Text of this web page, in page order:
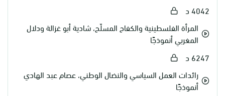
4042 د
المرأة الفلسطينية والكفاح المسلّح، شادية أبو غزالة ودلال
المغربي أنموذجًا
6247 د
رائدات العمل السياسي والنضال الوطني، عصام عبد الهادي
أنموذجًا